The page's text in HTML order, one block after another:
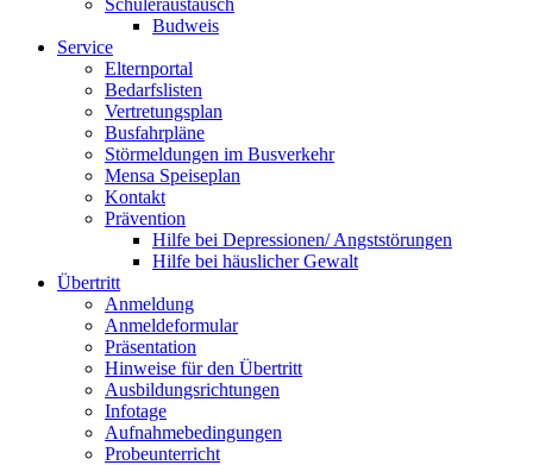
Schüleraustausch
Budweis
Service
Elternportal
Bedarfslisten
Vertretungsplan
Busfahrpläne
Störmeldungen im Busverkehr
Mensa Speiseplan
Kontakt
Prävention
Hilfe bei Depressionen/ Angststörungen
Hilfe bei häuslicher Gewalt
Übertritt
Anmeldung
Anmeldeformular
Präsentation
Hinweise für den Übertritt
Ausbildungsrichtungen
Infotage
Aufnahmebedingungen
Probeunterricht